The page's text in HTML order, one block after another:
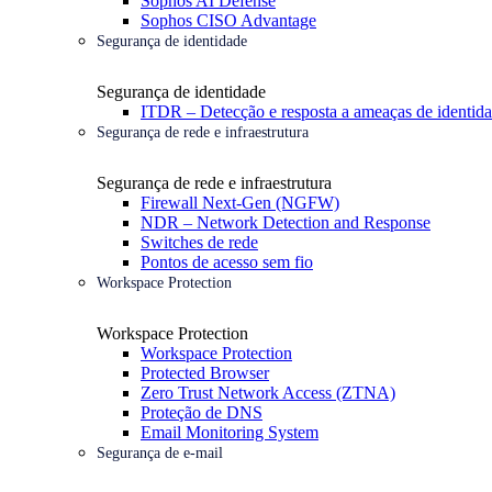
Sophos CISO Advantage
Segurança de identidade
Segurança de identidade
ITDR – Detecção e resposta a ameaças de
Segurança de rede e infraestrutura
Segurança de rede e infraestrutura
Firewall Next-Gen (NGFW)
NDR – Network Detection and Response
Switches de rede
Pontos de acesso sem fio
Workspace Protection
Workspace Protection
Workspace Protection
Protected Browser
Zero Trust Network Access (ZTNA)
Proteção de DNS
Email Monitoring System
Segurança de e-mail